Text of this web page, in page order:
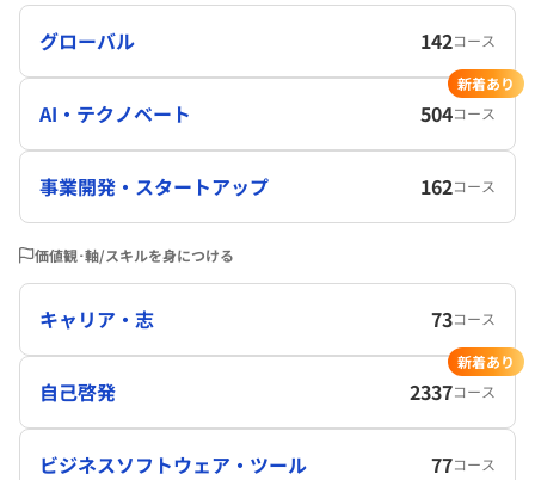
グローバル 142コース
AI・テクノベート 504コース
新着あり
事業開発・スタートアップ 162コース
価値観･軸/スキルを身につける
キャリア・志 73コース
自己啓発 2337コース
新着あり
ビジネスソフトウェア・ツール 77コース